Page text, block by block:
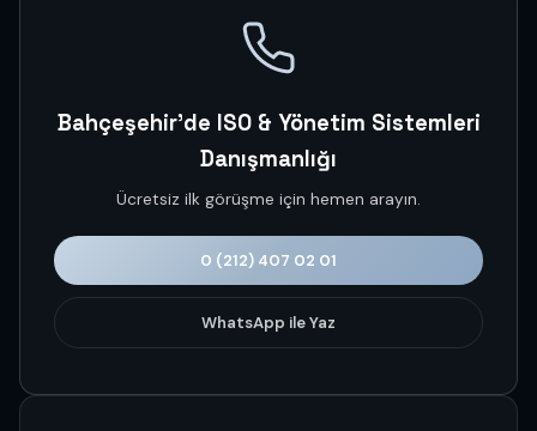
Bahçeşehir'de ISO & Yönetim Sistemleri
Danışmanlığı
Ücretsiz ilk görüşme için hemen arayın.
0 (212) 407 02 01
WhatsApp ile Yaz